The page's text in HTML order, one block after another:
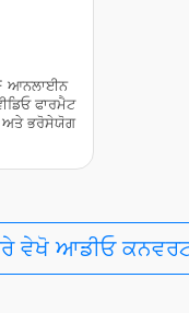
ਆਨਲਾਈਨ
ਫਾਰਮੈਟ
ਅਤੇ ਭਰੋਸੇਯੋਗ
ਵੇਖੋ ਆਡੀਓ